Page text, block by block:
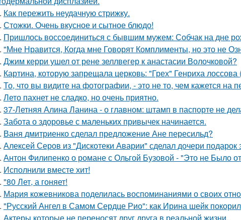
Как пережить неудачную стрижку.
Стожки. Очень вкусное и сытное блюдо!
Пришлось воссоединиться с бывшим мужем: Собчак на дне
"Мне Нравится, Когда мне Говорят Комплименты, но это не
Джим керри ушел от рене зеллвегер к анастасии Волочковой?
Картина, которую запрещала церковь: "Грех" Генриха лоссова
То, что вы видите на фотографии, - это не то, чем кажется на
Лето пахнет не сладко, но очень приятно.
37-Летняя Алина Ланина - о главном: штамп в паспорте не
Забота о здоровье с маленьких привычек начинается.
Ваня дмитриенко сделал предложение Ане пересильд?
Алексей Серов из "Дискотеки Аварии" сделал дочери
Антон Филипенко о романе с Ольгой Бузовой - "Это не Было
Исполнили вместе хит!
"80 Лет, а гоняет!
Мария кожевникова поделилась воспоминаниями о своих
"Русский Ангел в Самом Сердце Рио": как Ирина шейк